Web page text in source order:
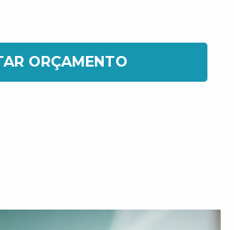
ORÇAMENTO